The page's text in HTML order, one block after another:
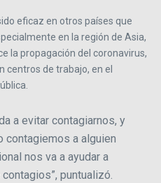
eficaz en otros países que
en la región de Asia,
la propagación del coronavirus,
centros de trabajo, en el
a evitar contagiarnos, y
contagiemos a alguien
nos va a ayudar a
puntualizó.